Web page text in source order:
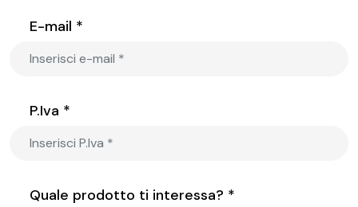
E-mail *
P.Iva *
Quale prodotto ti interessa? *